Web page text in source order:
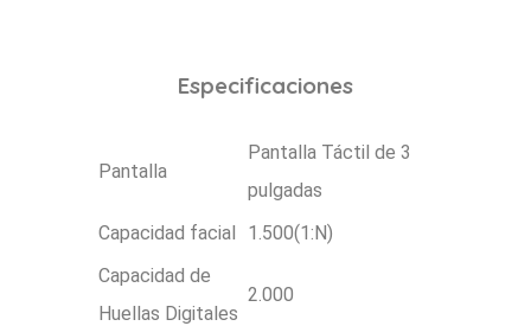
Especificaciones
Pantalla
Pantalla Táctil de 3
pulgadas
Capacidad facial
1.500(1:N)
Capacidad de
Huellas Digitales
2.000